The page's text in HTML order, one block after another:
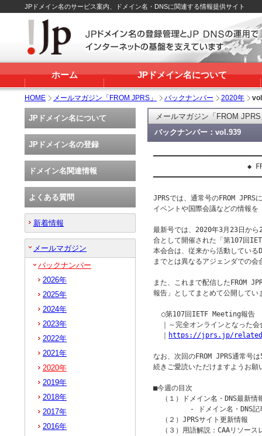
JPドメイン名のサービス案内、ドメイン名・DNSに関連する情報提供サイト
ホーム JPドメイン名について
HOME メールマガジン「FROM JPRS」 バックナンバー 2020年
メールマガジン「FROM
バックナンバー：vol.939
◆
JPRSでは、通常号のFROM JPRS
イベントや国際会議などの情報を
最新号では、2020年3月23日か
合として開催された「第107回
本会合は、従来から活動している
までとは異なるアジェンダでの会
また、これまで配信したFROM
報告」としてまとめて公開して
  ○第107回IETF Meeting報告
｜～完全オンラインとなった
https://jprs.jp/
なお、次回のFROM JPRS通常号
続きご愛読いただけますようお願
■今週の目次
（１）ドメイン名・DNS最新情
- ドメイン名・DNS記
  （２）JPRSサイト更新情報
（３）用語解説：CAAリソース
JPドメイン名について
JPドメイン名の登録
ドメイン名関連情報
よくある質問
新着情報
メールマガジン
バックナンバー
2026年
2025年
2024年
2023年
2022年
2021年
2020年
2019年
2018年
2017年
2016年